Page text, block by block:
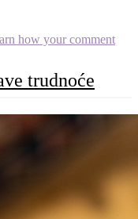
how your comment
trudnoće